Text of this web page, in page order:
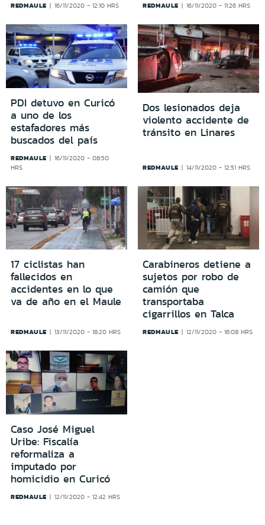
REDMAULE 16/11/2020 - 12:10 HRS REDMAULE 16/11/2020 - 11:26 HRS
PDI detuvo en Curicó
a uno de los
estafadores más
buscados del país
REDMAULE
16/11/2020 - 08:50
HRS
Dos lesionados deja
violento accidente de
tránsito en Linares
REDMAULE 14/11/2020 - 12:51 HRS
17 ciclistas han
fallecidos en
accidentes en lo que
va de año en el Maule
REDMAULE 13/11/2020 - 18:20 HRS
Carabineros detiene a
sujetos por robo de
camión que
transportaba
cigarrillos en Talca
REDMAULE 12/11/2020 - 16:08 HRS
Caso José Miguel
Uribe: Fiscalía
reformaliza a
imputado por
homicidio en Curicó
REDMAULE 12/11/2020 - 12:42 HRS